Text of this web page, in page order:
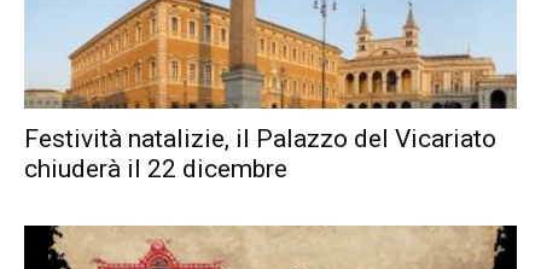
Festività natalizie, il Palazzo del Vicariato
chiuderà il 22 dicembre